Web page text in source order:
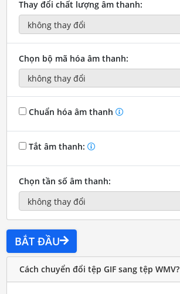
Thay đổi chất lượng âm thanh:
Chọn bộ mã hóa âm thanh:
Chuẩn hóa âm thanh
Tắt âm thanh:
Chọn tần số âm thanh:
BẮT ĐẦU
Cách chuyển đổi tệp GIF sang tệp WMV?